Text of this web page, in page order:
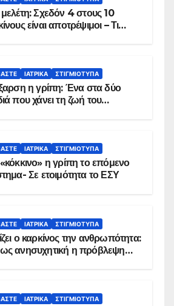
Σχεδόν 4 στους 10
είναι αποτρέψιμοι – Τι
ΙΑΤΡΙΚΆ ΣΤΙΓΜΙΌΤΥΠΑ
η γρίπη: Ένα στα δύο
που χάνει τη ζωή του
ΙΑΤΡΙΚΆ ΣΤΙΓΜΙΌΤΥΠΑ
η γρίπη το επόμενο
Σε ετοιμότητα το ΕΣΥ
ΙΑΤΡΙΚΆ ΣΤΙΓΜΙΌΤΥΠΑ
ο καρκίνος την ανθρωπότητα:
ανησυχητική η πρόβλεψη…
ΙΑΤΡΙΚΆ ΣΤΙΓΜΙΌΤΥΠΑ